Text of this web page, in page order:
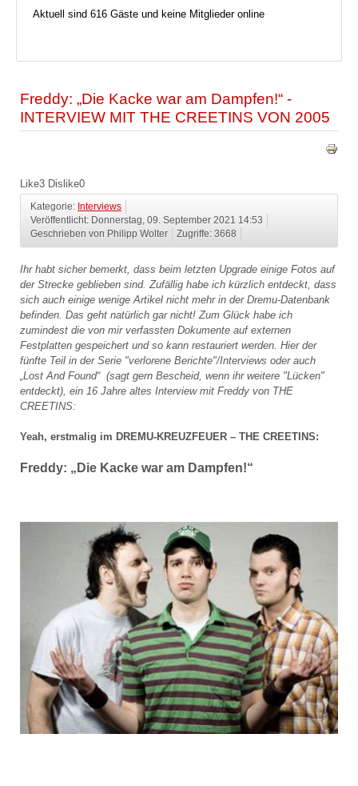
Aktuell sind 616 Gäste und keine Mitglieder online
Freddy: „Die Kacke war am Dampfen!“ -
INTERVIEW MIT THE CREETINS VON 2005
Like3 Dislike0
Kategorie: Interviews
Veröffentlicht: Donnerstag, 09. September 2021 14:53
Geschrieben von Philipp Wolter
Zugriffe: 3668
Ihr habt sicher bemerkt, dass beim letzten Upgrade einige Fotos auf
der Strecke geblieben sind. Zufällig habe ich kürzlich entdeckt, dass
sich auch einige wenige Artikel nicht mehr in der Dremu-Datenbank
befinden. Das geht natürlich gar nicht! Zum Glück habe ich
zumindest die von mir verfassten Dokumente auf externen
Festplatten gespeichert und so kann restauriert werden. Hier der
fünfte Teil in der Serie "verlorene Berichte"/Interviews oder auch
„Lost And Found“ (sagt gern Bescheid, wenn ihr weitere "Lücken"
entdeckt), ein 16 Jahre altes Interview mit Freddy von THE
CREETINS:
Yeah, erstmalig im DREMU-KREUZFEUER – THE CREETINS:
Freddy: „Die Kacke war am Dampfen!“